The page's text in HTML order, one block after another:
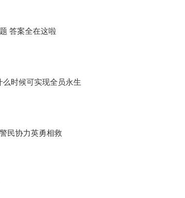
答案全在这啦
么时候可实现全员永生
民协力英勇相救